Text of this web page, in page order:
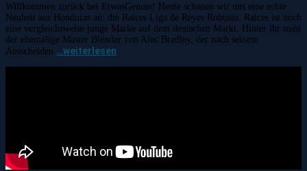
Willkommen zurück bei EtwasGenuss! Heute schauen wir uns eine echte
Neuheit aus Honduras an: die Raices Liga de Reyes Robusto. Raices ist noch
eine vergleichsweise junge Marke auf dem deutschen Markt. Hinter ihr steht
der ehemalige Master Blender von Alec Bradley, der nach seinem
Ausscheiden …weiterlesen